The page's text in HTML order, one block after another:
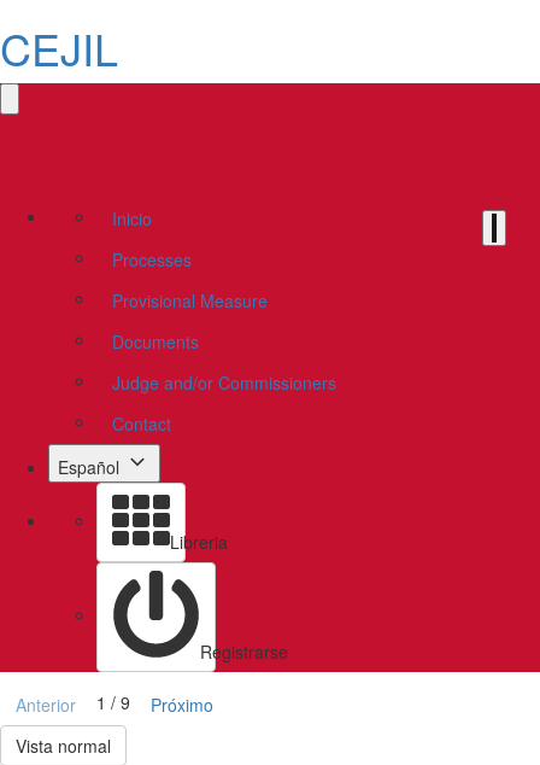
CEJIL
Inicio
Processes
Provisional Measure
Documents
Judge and/or Commissioners
Contact
Español
Libreria
Registrarse
Anterior 1 / 9
Próximo
Vista normal